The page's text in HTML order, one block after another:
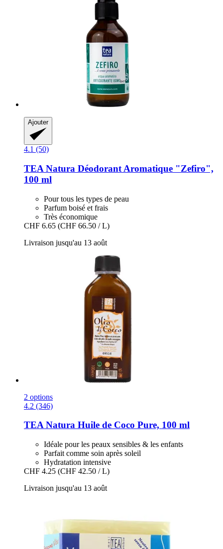
Ajouter
4.1 (50)
TEA Natura Déodorant Aromatique "Zefiro",
100 ml
Pour tous les types de peau
Parfum boisé et frais
Très économique
CHF 6.65 (CHF 66.50 / L)
Livraison jusqu'au 13 août
2 options
4.2 (346)
TEA Natura Huile de Coco Pure, 100 ml
Idéale pour les peaux sensibles & les enfants
Parfait comme soin après soleil
Hydratation intensive
CHF 4.25 (CHF 42.50 / L)
Livraison jusqu'au 13 août